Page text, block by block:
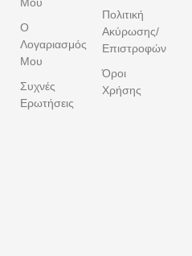
Ο
Λογαριασμός
Μου
Συχνές
Ερωτήσεις
Πολιτική
Ακύρωσης/
Επιστροφών
Όροι
Χρήσης